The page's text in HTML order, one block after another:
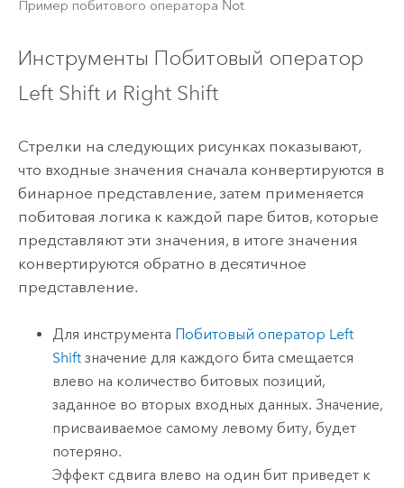
Пример побитового оператора Not
Инструменты Побитовый оператор
Left Shift и Right Shift
Стрелки на следующих рисунках показывают,
что входные значения сначала конвертируются в
бинарное представление, затем применяется
побитовая логика к каждой паре битов, которые
представляют эти значения, в итоге значения
конвертируются обратно в десятичное
представление.
Для инструмента Побитовый оператор Left
Shift значение для каждого бита смещается
влево на количество битовых позиций,
заданное во вторых входных данных. Значение,
присваиваемое самому левому биту, будет
потеряно.
Эффект сдвига влево на один бит приведет к